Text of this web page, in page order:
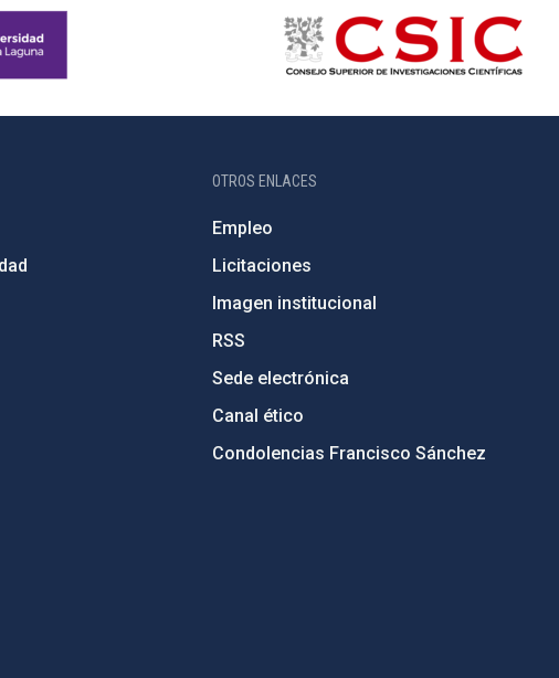
OTROS ENLACES
Empleo
Licitaciones
Imagen institucional
RSS
Sede electrónica
Canal ético
Condolencias Francisco Sánchez